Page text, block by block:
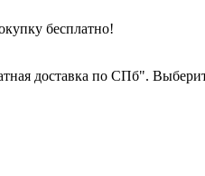
бесплатно!
доставка по СПб".